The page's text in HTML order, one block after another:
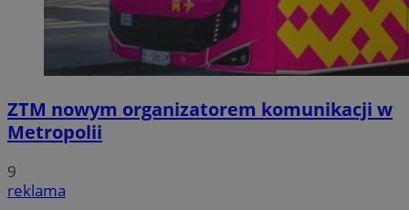
ZTM nowym organizatorem komunikacji w
Metropolii
9
reklama